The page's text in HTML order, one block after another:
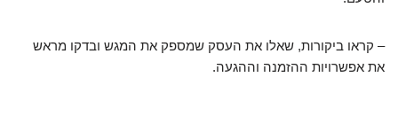
– קראו ביקורות, שאלו את העסק שמספק את המגש ובדקו מראש
את אפשרויות ההזמנה וההגעה.